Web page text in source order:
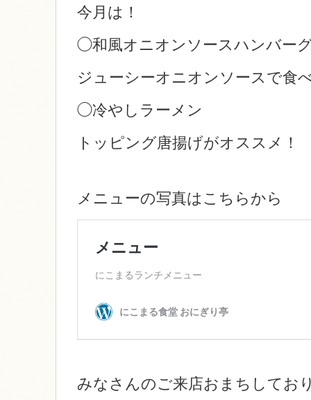
今月は！
◯和風オニオンソースハンバー
ジューシーオニオンソースで食
◯冷やしラーメン
トッピング唐揚げがオススメ！
メニューの写真はこちらから
みなさんのご来店おまちしてお